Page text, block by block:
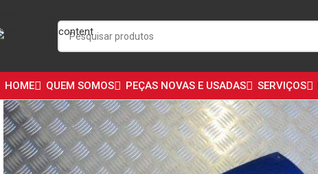
Skip to main content
HOME QUEM SOMOS PEÇAS NOVAS E USADAS SERVIÇOS